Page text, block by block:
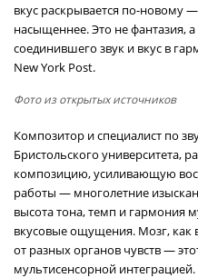
вкус раскрывается по-новому
насыщеннее. Это не фантазия,
соединившего звук и вкус в
New York Post.
Фото из открытых источников
Композитор и специалист по
Бристольского университета,
композицию, усиливающую
работы — многолетние
высота тона, темп и гармония
вкусовые ощущения. Мозг, как
от разных органов чувств —
мультисенсорной интеграцией.